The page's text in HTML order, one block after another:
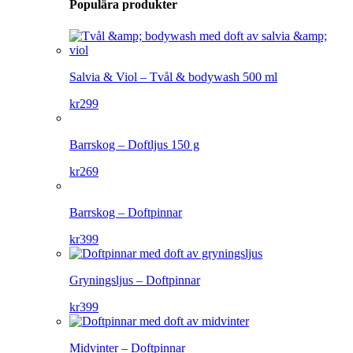
Populära produkter
Salvia & Viol – Tvål & bodywash 500 ml
kr299
Barrskog – Doftljus 150 g
kr269
Barrskog – Doftpinnar
kr399
Gryningsljus – Doftpinnar
kr399
Midvinter – Doftpinnar